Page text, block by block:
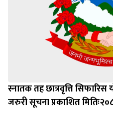
स्नातक तह छात्रवृत्ति सिफारिस
जरुरी सूचना प्रकाशित